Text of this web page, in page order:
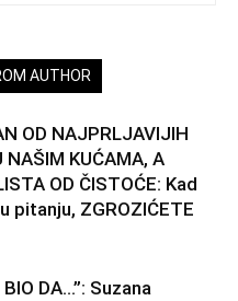
AUTHOR
OD NAJPRLJAVIJIH
NAŠIM KUĆAMA, A
OD ČISTOĆE: Kad
pitanju, ZGROZIĆETE
DA…”: Suzana